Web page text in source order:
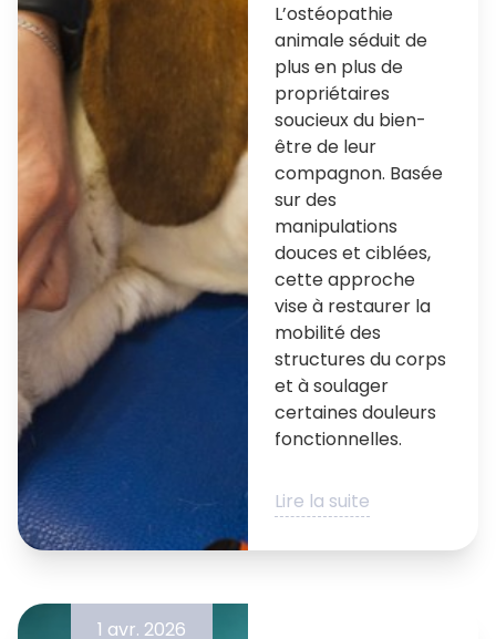
L’ostéopathie
animale séduit de
plus en plus de
propriétaires
soucieux du bien-
être de leur
compagnon. Basée
sur des
manipulations
douces et ciblées,
cette approche
vise à restaurer la
mobilité des
structures du corps
et à soulager
certaines douleurs
fonctionnelles.
Lire la suite
1 avr. 2026